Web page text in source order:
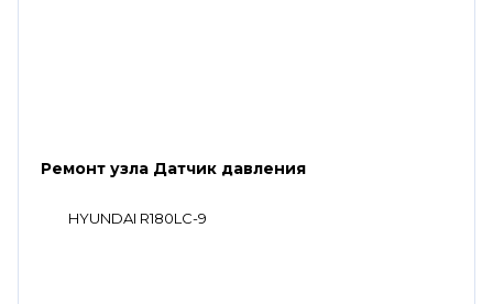
Ремонт узла Датчик давления
HYUNDAI R180LC-9